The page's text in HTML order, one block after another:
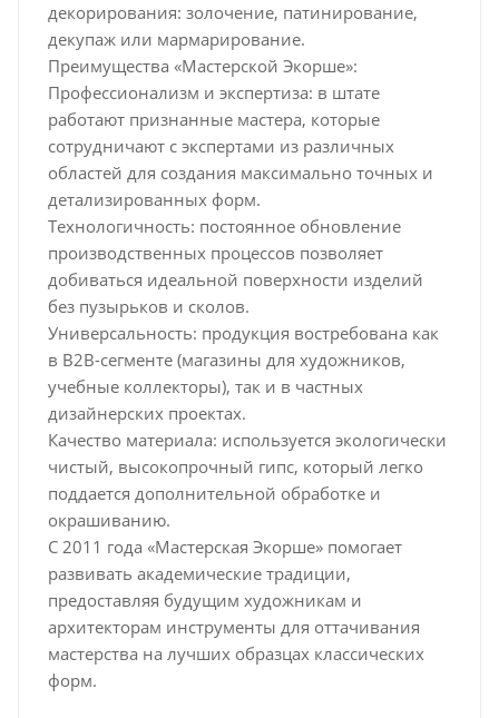
декорирования: золочение, патинирование,
декупаж или мармарирование.
Преимущества «Мастерской Экорше»:
Профессионализм и экспертиза: в штате
работают признанные мастера, которые
сотрудничают с экспертами из различных
областей для создания максимально точных и
детализированных форм.
Технологичность: постоянное обновление
производственных процессов позволяет
добиваться идеальной поверхности изделий
без пузырьков и сколов.
Универсальность: продукция востребована как
в B2B-сегменте (магазины для художников,
учебные коллекторы), так и в частных
дизайнерских проектах.
Качество материала: используется экологически
чистый, высокопрочный гипс, который легко
поддается дополнительной обработке и
окрашиванию.
С 2011 года «Мастерская Экорше» помогает
развивать академические традиции,
предоставляя будущим художникам и
архитекторам инструменты для оттачивания
мастерства на лучших образцах классических
форм.